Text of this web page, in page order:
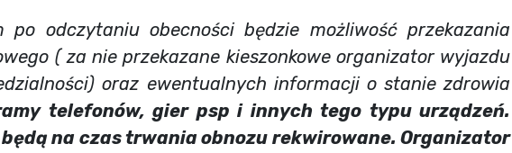
odczytaniu obecności będzie możliwość przekazania
( za nie przekazane kieszonkowe organizator wyjazdu
oraz ewentualnych informacji o stanie zdrowia
telefonów, gier psp i innych tego typu urządzeń.
na czas trwania obnozu rekwirowane. Organizator